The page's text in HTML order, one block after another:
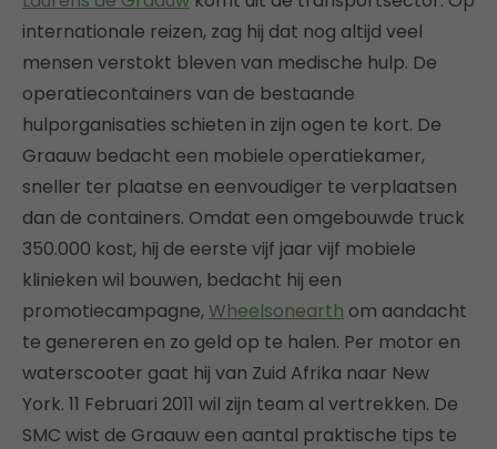
internationale reizen, zag hij dat nog altijd veel
mensen verstokt bleven van medische hulp. De
operatiecontainers van de bestaande
hulporganisaties schieten in zijn ogen te kort. De
Graauw bedacht een mobiele operatiekamer,
sneller ter plaatse en eenvoudiger te verplaatsen
dan de containers. Omdat een omgebouwde truck
350.000 kost, hij de eerste vijf jaar vijf mobiele
klinieken wil bouwen, bedacht hij een
promotiecampagne,Wheelsonearth om aandacht
te genereren en zo geld op te halen. Per motor en
waterscooter gaat hij van Zuid Afrika naar New
York. 11 Februari 2011 wil zijn team al vertrekken. De
SMC wist de Graauw een aantal praktische tips te